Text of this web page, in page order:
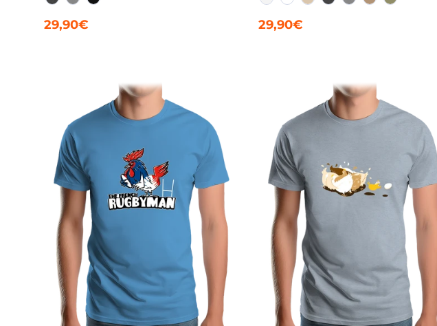
GRANIT CHINÉ
GRIS CHINÉ
NOIR
29,90€
BLANCBLANC SLUB
CRAIEGRANIT CHINÉ
GRIS CHINÉ
HAVANNE
LICHEN
29,90€